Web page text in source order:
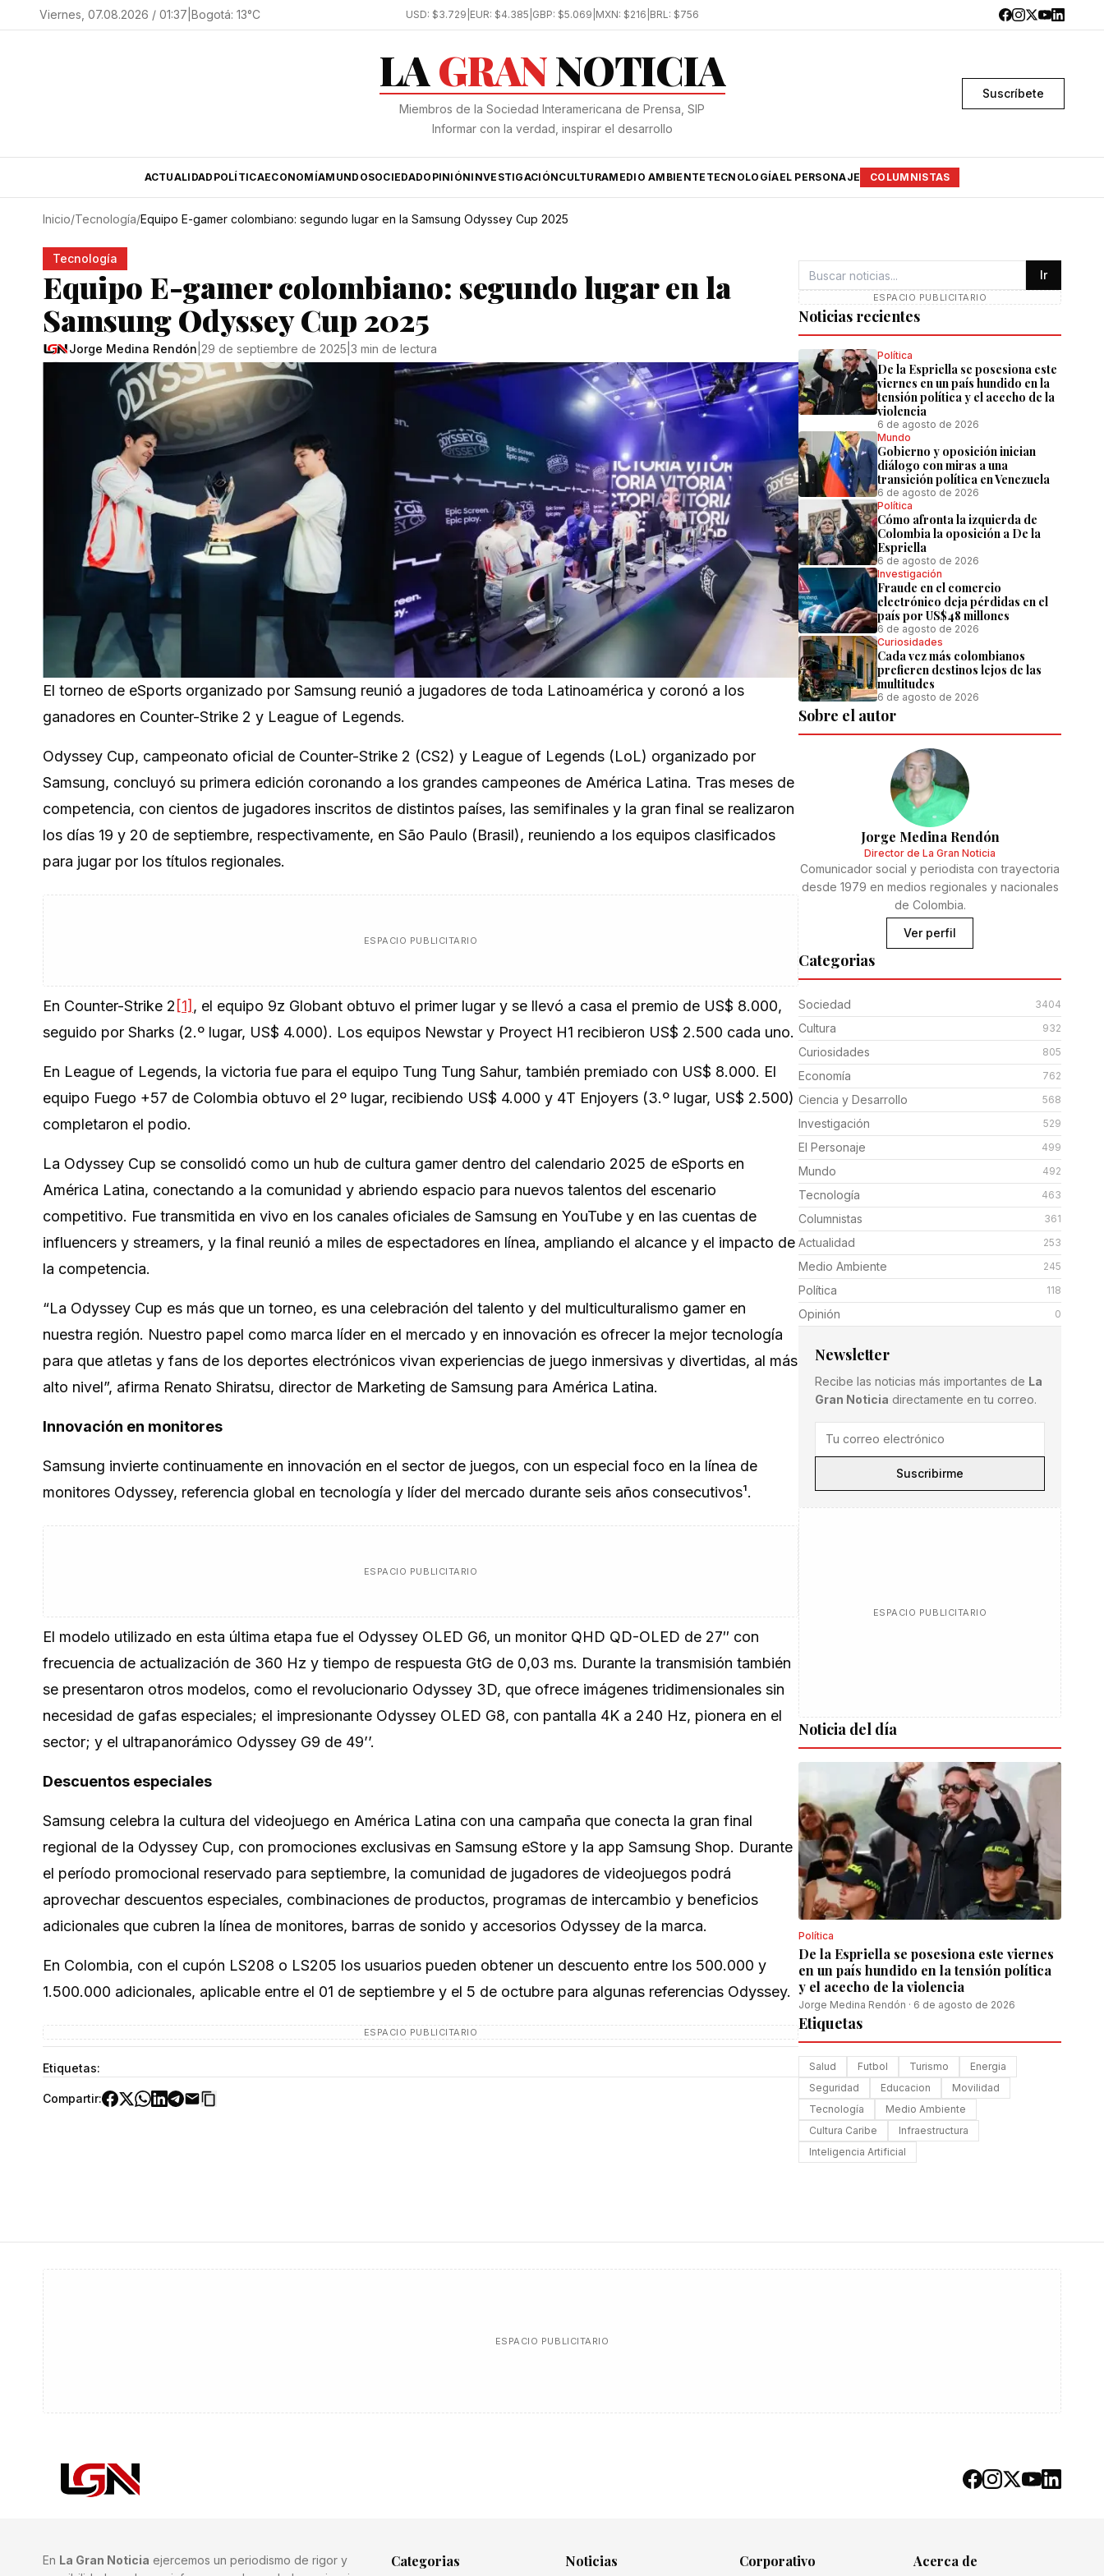
Viernes, 07.08.2026 / 01:37 Bogotá: 13°C USD: $3.729 EUR: $4.385 GBP: $5.069 MXN: $216 BRL: $756
LAGRANNOTICIA
Miembros de la Sociedad Interamericana de Prensa, SIP
Informar con la verdad, inspirar el desarrollo
Suscríbete
ACTUALIDAD POLÍTICAECONOMÍAMUNDOSOCIEDADOPINIÓNINVESTIGACIÓNCULTURAMEDIO AMBIENTE TECNOLOGÍAEL PERSONAJE COLUMNISTAS
Inicio/Tecnología/Equipo E-gamer colombiano: segundo lugar en la Samsung Odyssey Cup 2025
Tecnología
Equipo E-gamer colombiano: segundo lugar en la
Samsung Odyssey Cup 2025
Jorge Medina Rendón 29 de septiembre de 2025 3 min de lectura
El torneo de eSports organizado por Samsung reunió a jugadores de toda Latinoamérica y coronó a los
ganadores en Counter-Strike 2 y League of Legends.
Odyssey Cup, campeonato oficial de Counter-Strike 2 (CS2) y League of Legends (LoL) organizado por
Samsung, concluyó su primera edición coronando a los grandes campeones de América Latina. Tras meses de
competencia, con cientos de jugadores inscritos de distintos países, las semifinales y la gran final se realizaron
los días 19 y 20 de septiembre, respectivamente, en São Paulo (Brasil), reuniendo a los equipos clasificados
para jugar por los títulos regionales.
ESPACIO PUBLICITARIO
En Counter-Strike 2 [1] , el equipo 9z Globant obtuvo el primer lugar y se llevó a casa el premio de US$ 8.000,
seguido por Sharks (2.º lugar, US$ 4.000). Los equipos Newstar y Proyect H1 recibieron US$ 2.500 cada uno.
En League of Legends, la victoria fue para el equipo Tung Tung Sahur, también premiado con US$ 8.000. El
equipo Fuego +57 de Colombia obtuvo el 2º lugar, recibiendo US$ 4.000 y 4T Enjoyers (3.º lugar, US$ 2.500)
completaron el podio.
La Odyssey Cup se consolidó como un hub de cultura gamer dentro del calendario 2025 de eSports en
América Latina, conectando a la comunidad y abriendo espacio para nuevos talentos del escenario
competitivo. Fue transmitida en vivo en los canales oficiales de Samsung en YouTube y en las cuentas de
influencers y streamers, y la final reunió a miles de espectadores en línea, ampliando el alcance y el impacto de
la competencia.
“La Odyssey Cup es más que un torneo, es una celebración del talento y del multiculturalismo gamer en
nuestra región. Nuestro papel como marca líder en el mercado y en innovación es ofrecer la mejor tecnología
para que atletas y fans de los deportes electrónicos vivan experiencias de juego inmersivas y divertidas, al más
alto nivel”, afirma Renato Shiratsu, director de Marketing de Samsung para América Latina.
Innovación en monitores
Samsung invierte continuamente en innovación en el sector de juegos, con un especial foco en la línea de
monitores Odyssey, referencia global en tecnología y líder del mercado durante seis años consecutivos¹.
ESPACIO PUBLICITARIO
El modelo utilizado en esta última etapa fue el Odyssey OLED G6, un monitor QHD QD-OLED de 27″ con
frecuencia de actualización de 360 Hz y tiempo de respuesta GtG de 0,03 ms. Durante la transmisión también
se presentaron otros modelos, como el revolucionario Odyssey 3D, que ofrece imágenes tridimensionales sin
necesidad de gafas especiales; el impresionante Odyssey OLED G8, con pantalla 4K a 240 Hz, pionera en el
sector; y el ultrapanorámico Odyssey G9 de 49’’.
Descuentos especiales
Samsung celebra la cultura del videojuego en América Latina con una campaña que conecta la gran final
regional de la Odyssey Cup, con promociones exclusivas en Samsung eStore y la app Samsung Shop. Durante
el período promocional reservado para septiembre, la comunidad de jugadores de videojuegos podrá
aprovechar descuentos especiales, combinaciones de productos, programas de intercambio y beneficios
adicionales que cubren la línea de monitores, barras de sonido y accesorios Odyssey de la marca.
En Colombia, con el cupón LS208 o LS205 los usuarios pueden obtener un descuento entre los 500.000 y
1.500.000 adicionales, aplicable entre el 01 de septiembre y el 5 de octubre para algunas referencias Odyssey.
ESPACIO PUBLICITARIO
Etiquetas:
Compartir:
Ir
ESPACIO PUBLICITARIO
Noticias recientes
Política
De la Espriella se posesiona este
viernes en un país hundido en la
tensión política y el acecho de la
violencia
6 de agosto de 2026
Mundo
Gobierno y oposición inician
diálogo con miras a una
transición política en Venezuela
6 de agosto de 2026
Política
Cómo afronta la izquierda de
Colombia la oposición a De la
Espriella
6 de agosto de 2026
Investigación
Fraude en el comercio
electrónico deja pérdidas en el
país por US$48 millones
6 de agosto de 2026
Curiosidades
Cada vez más colombianos
prefieren destinos lejos de las
multitudes
6 de agosto de 2026
Sobre el autor
Jorge Medina Rendón
Director de La Gran Noticia
Comunicador social y periodista con trayectoria
desde 1979 en medios regionales y nacionales
de Colombia.
Ver perfil
Categorias
Sociedad 3404
Cultura 932
Curiosidades 805
Economía 762
Ciencia y Desarrollo 568
Investigación 529
El Personaje 499
Mundo 492
Tecnología 463
Columnistas 361
Actualidad 253
Medio Ambiente 245
Política 118
Opinión 0
Newsletter
Recibe las noticias más importantes de La
Gran Noticia directamente en tu correo.
Suscribirme
ESPACIO PUBLICITARIO
Noticia del día
Política
De la Espriella se posesiona este viernes
en un país hundido en la tensión política
y el acecho de la violencia
Jorge Medina Rendón · 6 de agosto de 2026
Etiquetas
Salud Futbol Turismo
Energia
Seguridad
Educacion
Movilidad
Tecnología
Medio Ambiente
Cultura Caribe
Infraestructura
Inteligencia Artificial
ESPACIO PUBLICITARIO
En La Gran Noticia ejercemos un periodismo de rigor y
Categorias Noticias Corporativo Acerca de